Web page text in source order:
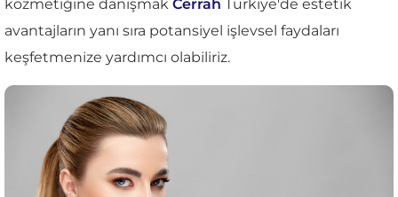
kozmetiğine danışmak Cerrah Türkiye'de estetik
avantajların yanı sıra potansiyel işlevsel faydaları
keşfetmenize yardımcı olabiliriz.